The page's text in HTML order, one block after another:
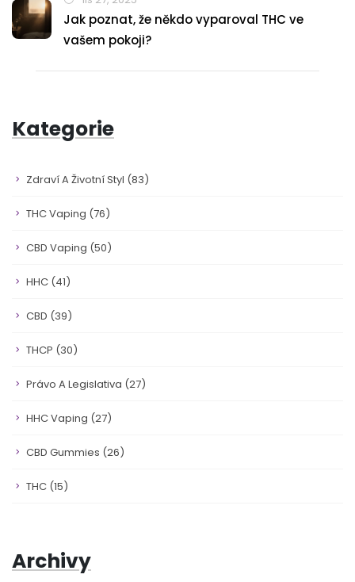
Jak poznat, že někdo vyparoval THC ve
vašem pokoji?
Kategorie
Zdraví A Životní Styl (83)
THC Vaping (76)
CBD Vaping (50)
HHC (41)
CBD (39)
THCP (30)
Právo A Legislativa (27)
HHC Vaping (27)
CBD Gummies (26)
THC (15)
Archivy